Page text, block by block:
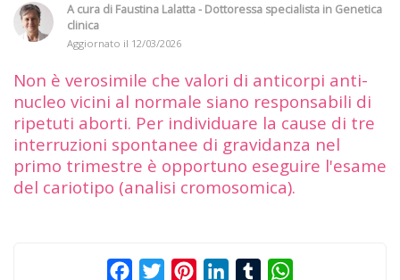
A cura di Faustina Lalatta - Dottoressa specialista in Genetica
clinica
Aggiornato il 12/03/2026
Non è verosimile che valori di anticorpi anti-
nucleo vicini al normale siano responsabili di
ripetuti aborti. Per individuare la cause di tre
interruzioni spontanee di gravidanza nel
primo trimestre è opportuno eseguire l'esame
del cariotipo (analisi cromosomica).
FacebookTwitterPinterestLinkedInTumblr